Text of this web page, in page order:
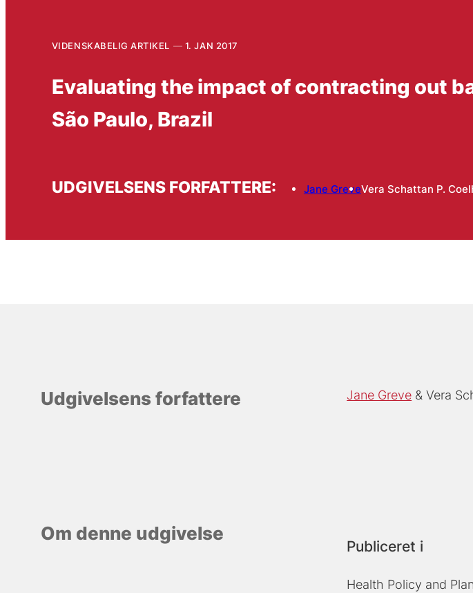
VIDENSKABELIG ARTIKEL 1. JAN 2017
Evaluating the impact of contracting out
São Paulo, Brazil
UDGIVELSENS FORFATTERE: Jane GreveVera Schattan P.
Udgivelsens forfattere Jane Greve Vera
Om denne udgivelse
Publiceret i
Health Policy and